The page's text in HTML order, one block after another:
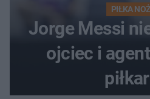
PIŁKA
Jorge Messi
ojciec i